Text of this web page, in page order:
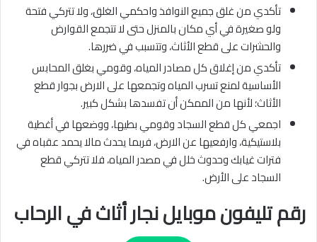
تأكدي من غلق جميع النوافذ واحكمي الغلق، ولا تتركي فتحة
ولو صغيرة في أي مكان بالمنزل حتى لا تتجمع القوارض
والحشرات على قطع الأثاث، وتتسبب في ضررها.
تأكدي من إغلاق كل مصادر المياه، وقومي بغلق المحابس
الأساسية لمنع تسرب المياه وتجمعها على الارض بجوار قطع
الأثاث؛ لأنها من الممكن أن تفسدها بشكل كبير.
اجمعي كل قطع السجاد وقومي بطيها، ووضعها في أغطية
بلاستيكية، وارفعيها عن الارض، فربما يحدث مالا يحمد عقباه في
فترات غيابك وحدوث خلل في مصدر المياه، فلا تتركي قطع
السجاد على الأرض.
رقم تليفون موبايل نجار أثاث في الرحاب